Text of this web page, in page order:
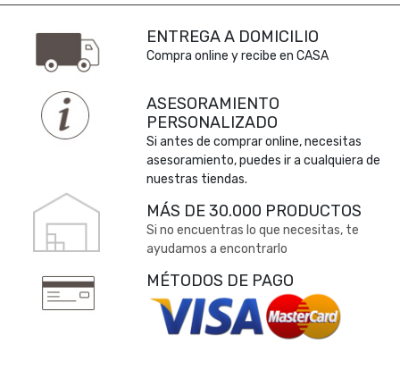
ENTREGA A DOMICILIO
Compra online y recibe en CASA
ASESORAMIENTO
PERSONALIZADO
Si antes de comprar online, necesitas
asesoramiento, puedes ir a cualquiera de
nuestras tiendas.
MÁS DE 30.000 PRODUCTOS
Si no encuentras lo que necesitas, te
ayudamos a encontrarlo
MÉTODOS DE PAGO